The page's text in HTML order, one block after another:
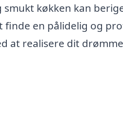
køkken kan
en pålidelig og
at realisere dit